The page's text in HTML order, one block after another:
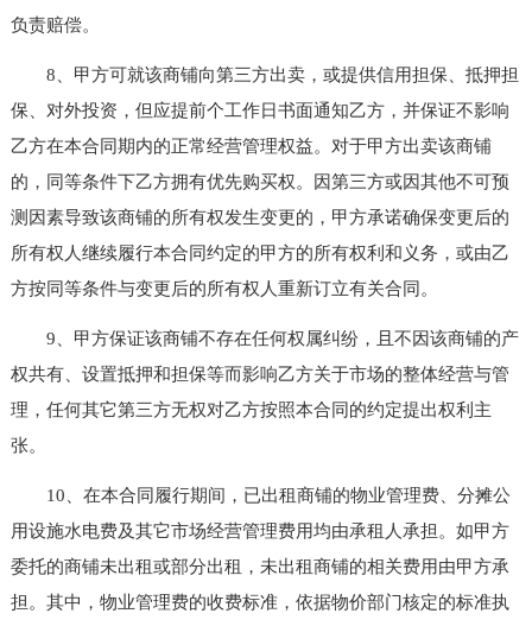
负责赔偿。
8、甲方可就该商铺向第三方出卖，或提供信用担保、抵押担
保、对外投资，但应提前个工作日书面通知乙方，并保证不影响
乙方在本合同期内的正常经营管理权益。对于甲方出卖该商铺
的，同等条件下乙方拥有优先购买权。因第三方或因其他不可预
测因素导致该商铺的所有权发生变更的，甲方承诺确保变更后的
所有权人继续履行本合同约定的甲方的所有权利和义务，或由乙
方按同等条件与变更后的所有权人重新订立有关合同。
9、甲方保证该商铺不存在任何权属纠纷，且不因该商铺的产
权共有、设置抵押和担保等而影响乙方关于市场的整体经营与管
理，任何其它第三方无权对乙方按照本合同的约定提出权利主
张。
10、在本合同履行期间，已出租商铺的物业管理费、分摊公
用设施水电费及其它市场经营管理费用均由承租人承担。如甲方
委托的商铺未出租或部分出租，未出租商铺的相关费用由甲方承
担。其中，物业管理费的收费标准，依据物价部门核定的标准执